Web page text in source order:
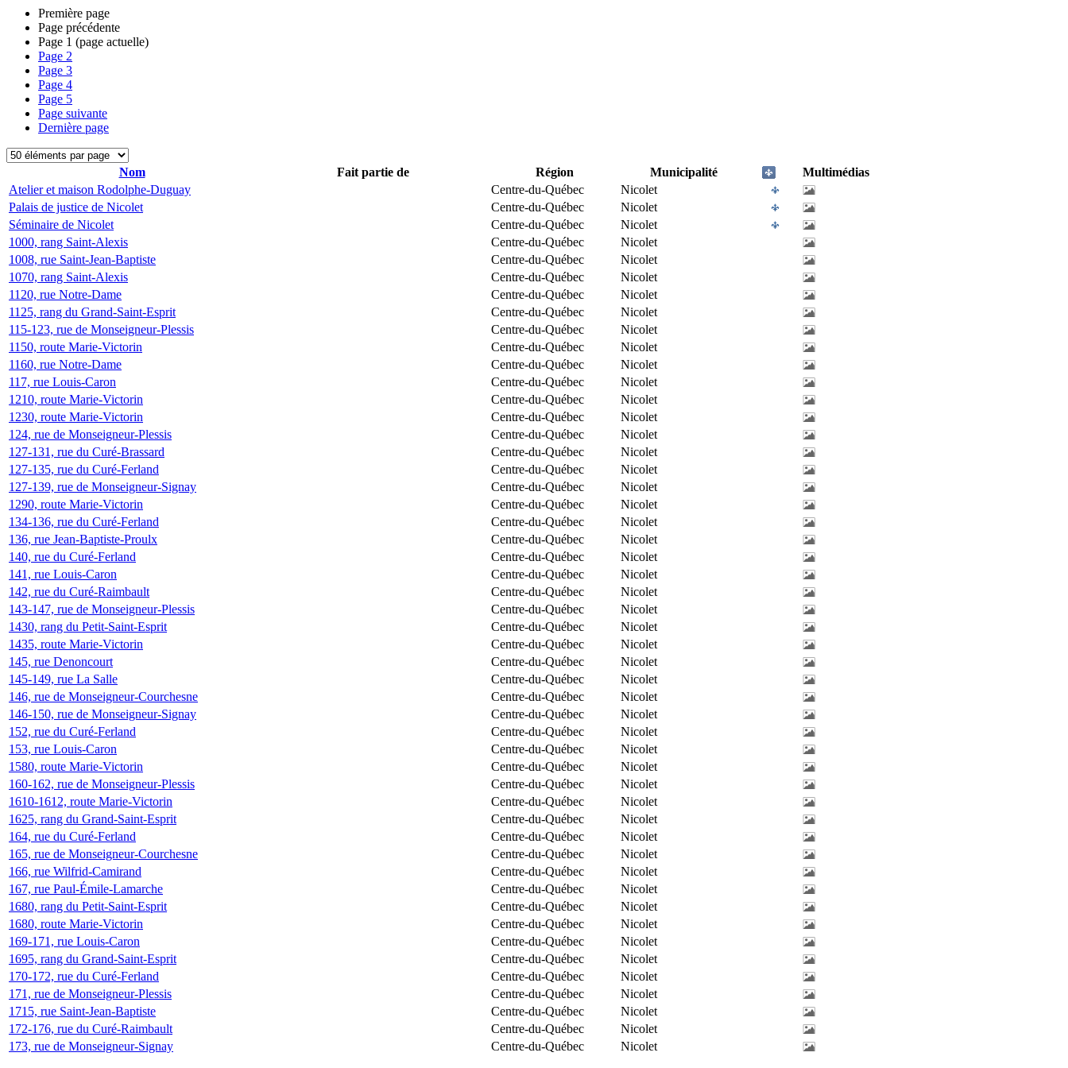
Première page
Page précédente
Page 1 (page actuelle)
Page 2
Page 3
Page 4
Page 5
Page suivante
Dernière page
Nom Fait partie de Région Municipalité
Multimédias
Atelier et maison Rodolphe-Duguay
Centre-du-Québec
Nicolet
Palais de justice de Nicolet
Centre-du-Québec
Nicolet
Séminaire de Nicolet
Centre-du-Québec
Nicolet
1000, rang Saint-Alexis
Centre-du-Québec
Nicolet
1008, rue Saint-Jean-Baptiste
Centre-du-Québec
Nicolet
1070, rang Saint-Alexis
Centre-du-Québec
Nicolet
1120, rue Notre-Dame
Centre-du-Québec
Nicolet
1125, rang du Grand-Saint-Esprit
Centre-du-Québec
Nicolet
115-123, rue de Monseigneur-Plessis
Centre-du-Québec
Nicolet
1150, route Marie-Victorin
Centre-du-Québec
Nicolet
1160, rue Notre-Dame
Centre-du-Québec
Nicolet
117, rue Louis-Caron
Centre-du-Québec
Nicolet
1210, route Marie-Victorin
Centre-du-Québec
Nicolet
1230, route Marie-Victorin
Centre-du-Québec
Nicolet
124, rue de Monseigneur-Plessis
Centre-du-Québec
Nicolet
127-131, rue du Curé-Brassard
Centre-du-Québec
Nicolet
127-135, rue du Curé-Ferland
Centre-du-Québec
Nicolet
127-139, rue de Monseigneur-Signay
Centre-du-Québec
Nicolet
1290, route Marie-Victorin
Centre-du-Québec
Nicolet
134-136, rue du Curé-Ferland
Centre-du-Québec
Nicolet
136, rue Jean-Baptiste-Proulx
Centre-du-Québec
Nicolet
140, rue du Curé-Ferland
Centre-du-Québec
Nicolet
141, rue Louis-Caron
Centre-du-Québec
Nicolet
142, rue du Curé-Raimbault
Centre-du-Québec
Nicolet
143-147, rue de Monseigneur-Plessis
Centre-du-Québec
Nicolet
1430, rang du Petit-Saint-Esprit
Centre-du-Québec
Nicolet
1435, route Marie-Victorin
Centre-du-Québec
Nicolet
145, rue Denoncourt
Centre-du-Québec
Nicolet
145-149, rue La Salle
Centre-du-Québec
Nicolet
146, rue de Monseigneur-Courchesne
Centre-du-Québec
Nicolet
146-150, rue de Monseigneur-Signay
Centre-du-Québec
Nicolet
152, rue du Curé-Ferland
Centre-du-Québec
Nicolet
153, rue Louis-Caron
Centre-du-Québec
Nicolet
1580, route Marie-Victorin
Centre-du-Québec
Nicolet
160-162, rue de Monseigneur-Plessis
Centre-du-Québec
Nicolet
1610-1612, route Marie-Victorin
Centre-du-Québec
Nicolet
1625, rang du Grand-Saint-Esprit
Centre-du-Québec
Nicolet
164, rue du Curé-Ferland
Centre-du-Québec
Nicolet
165, rue de Monseigneur-Courchesne
Centre-du-Québec
Nicolet
166, rue Wilfrid-Camirand
Centre-du-Québec
Nicolet
167, rue Paul-Émile-Lamarche
Centre-du-Québec
Nicolet
1680, rang du Petit-Saint-Esprit
Centre-du-Québec
Nicolet
1680, route Marie-Victorin
Centre-du-Québec
Nicolet
169-171, rue Louis-Caron
Centre-du-Québec
Nicolet
1695, rang du Grand-Saint-Esprit
Centre-du-Québec
Nicolet
170-172, rue du Curé-Ferland
Centre-du-Québec
Nicolet
171, rue de Monseigneur-Plessis
Centre-du-Québec
Nicolet
1715, rue Saint-Jean-Baptiste
Centre-du-Québec
Nicolet
172-176, rue du Curé-Raimbault
Centre-du-Québec
Nicolet
173, rue de Monseigneur-Signay
Centre-du-Québec Nicolet